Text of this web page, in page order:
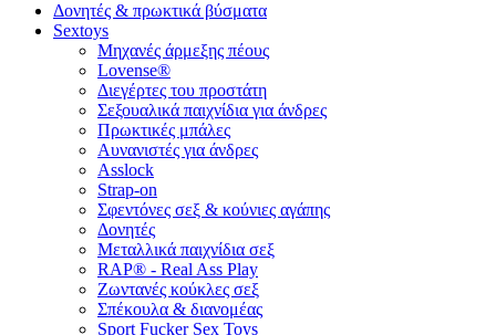
Δονητές & πρωκτικά βύσματα
Sextoys
Μηχανές άρμεξης πέους
Lovense®
Διεγέρτες του προστάτη
Σεξουαλικά παιχνίδια για άνδρες
Πρωκτικές μπάλες
Αυνανιστές για άνδρες
Asslock
Strap-on
Σφεντόνες σεξ & κούνιες αγάπης
Δονητές
Μεταλλικά παιχνίδια σεξ
RAP® - Real Ass Play
Ζωντανές κούκλες σεξ
Σπέκουλα & διανομέας
Sport Fucker Sex Toys